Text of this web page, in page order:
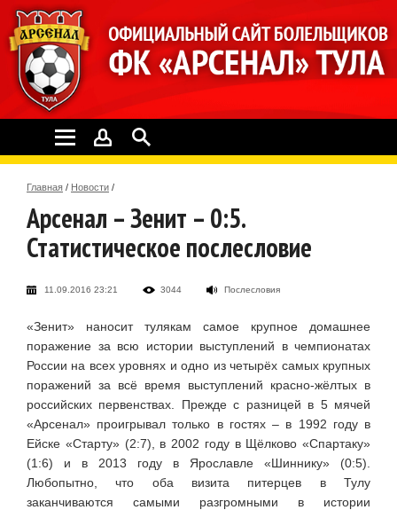
Главная / Новости /
Арсенал – Зенит – 0:5.
Статистическое послесловие
11.09.2016 23:21 3044 Послесловия
«Зенит» наносит тулякам самое крупное домашнее
поражение за всю истории выступлений в чемпионатах
России на всех уровнях и одно из четырёх самых крупных
поражений за всё время выступлений красно-жёлтых в
российских первенствах. Прежде с разницей в 5 мячей
«Арсенал» проигрывал только в гостях – в 1992 году в
Ейске «Старту» (2:7), в 2002 году в Щёлково «Спартаку»
(1:6) и в 2013 году в Ярославле «Шиннику» (0:5).
Любопытно, что оба визита питерцев в Тулу
заканчиваются самыми разгромными в истории